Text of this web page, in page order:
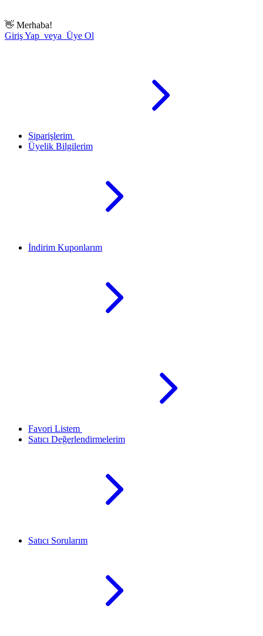
👋 Merhaba!
Giriş Yap veya Üye Ol
Siparişlerim
Üyelik Bilgilerim
İndirim Kuponlarım
Favori Listem
Satıcı Değerlendirmelerim
Satıcı Sorularım